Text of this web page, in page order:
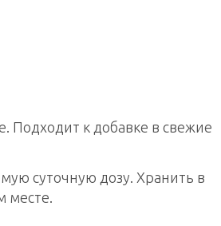
Подходит к добавке в свежие
суточную дозу. Хранить в
месте.